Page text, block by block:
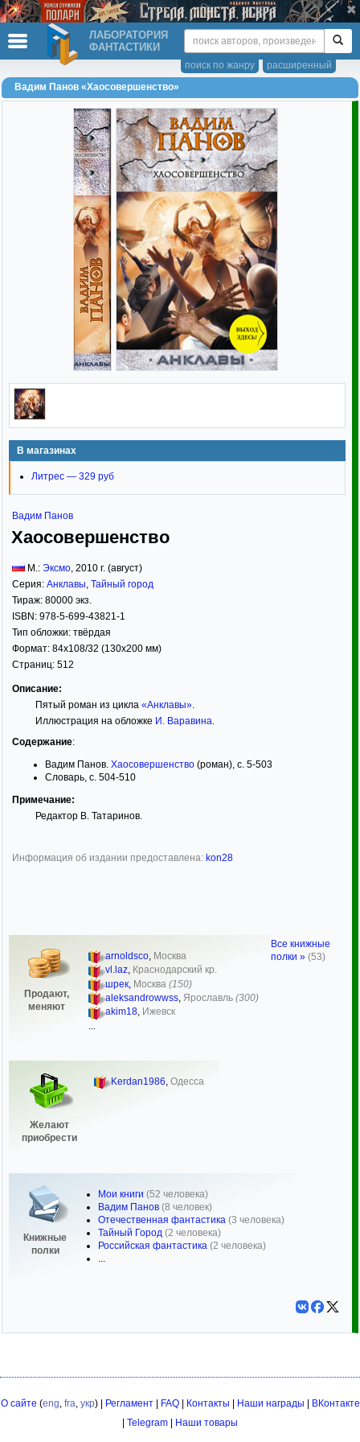
ЛАБОРАТОРИЯ
ФАНТАСТИКИ
расширенный
поиск по жанру
Вадим Панов «Хаосовершенство»
В магазинах
Литрес — 329 руб
Вадим Панов
Хаосовершенство
М.: Эксмо 2010 г. (август)
Серия: Анклавы Тайный город
Тираж: 80000 экз.
ISBN: 978-5-699-43821-1
Тип обложки: твёрдая
Формат: 84x108/32 (130x200 мм)
Страниц: 512
Описание:
Пятый роман из цикла «Анклавы».
Иллюстрация на обложке И. Варавина
Содержание:
Вадим Панов. Хаосовершенство (роман), с. 5-503
Словарь, с. 504-510
Примечание:
Редактор В. Татаринов.
Информация об издании предоставлена: kon28
Продают,
меняют
arnoldsco, Москва
vl.laz, Краснодарский кр.
шрек Москва (150)
aleksandrowwss, Ярославль (300)
akim18, Ижевск
Желают
приобрести
Kerdan1986, Одесса
Книжные
полки
Мои книги (52 человека)
Вадим Панов (8 человек)
Отечественная фантастика (3 человека)
Тайный Город (2 человека)
Российская фантастика (2 человека)
...
Все книжные
полки » (53)
О сайте (eng, fra, укр) | Регламент| FAQ| Контакты Наши награды
ВКонтакте
Telegram Наши товары